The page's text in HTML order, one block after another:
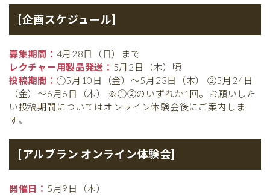
[企画スケジュール]
募集期間： 4月28日（日）まで
レクチャー用製品発送： 5月2日（木）頃
投稿期間： ①5月10日（金）〜5月23日（木） ②5月24日
（金）〜6月6日（木） ※①②のいずれか1回。お願いした
い投稿期間についてはオンライン体験会後にご案内しま
す。
[アルブラン オンライン体験会]
開催日： 5月9日（木）